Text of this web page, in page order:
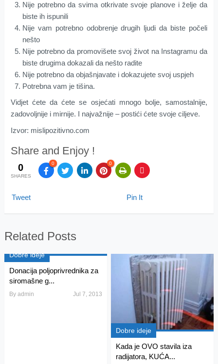
Nije potrebno da svima otkrivate svoje planove i želje da
biste ih ispunili
Nije vam potrebno odobrenje drugih ljudi da biste počeli
nešto
Nije potrebno da promovišete svoj život na Instagramu da
biste drugima dokazali da nešto radite
Nije potrebno da objašnjavate i dokazujete svoj uspjeh
Potrebna vam je tišina.
Vidjet ćete da ćete se osjećati mnogo bolje, samostalnije,
zadovoljnije i mirnije. I najvažnije – postići ćete svoje ciljeve.
Izvor: mislipozitivno.com
Share and Enjoy !
0
SHARES
0 0
Tweet Pin It
Related Posts
Dobre ideje
Donacija poljoprivrednika za
siromašne g...
By admin Jul 7, 2013
Dobre ideje
Kada je OVO stavila iza
radijatora, KUĆA...